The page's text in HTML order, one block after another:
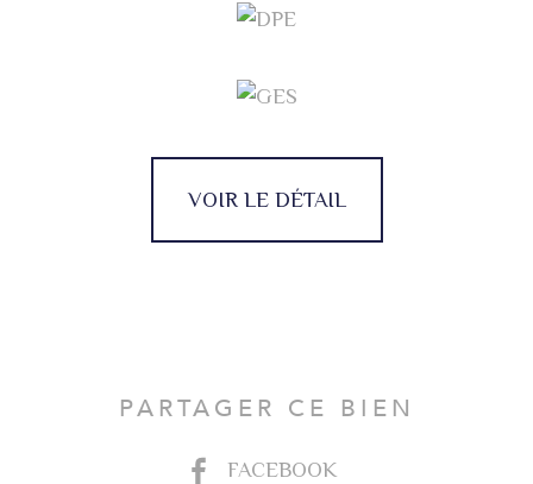
VOIR LE DÉTAIL
PARTAGER CE BIEN
FACEBOOK